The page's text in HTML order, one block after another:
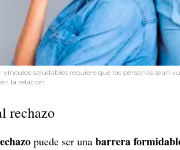
saludables requiere que las personas sean
la relación.
rechazo
puede ser una barrera